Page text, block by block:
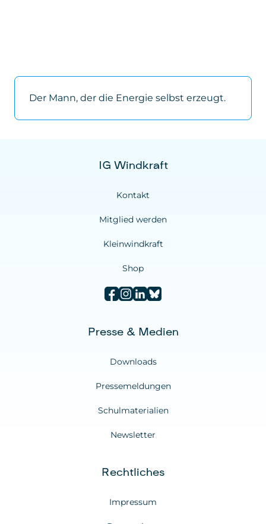
Der Mann, der die Energie selbst erzeugt.
IG Windkraft
Kontakt
Mitglied werden
Kleinwindkraft
Shop
Presse & Medien
Downloads
Pressemeldungen
Schulmaterialien
Newsletter
Rechtliches
Impressum